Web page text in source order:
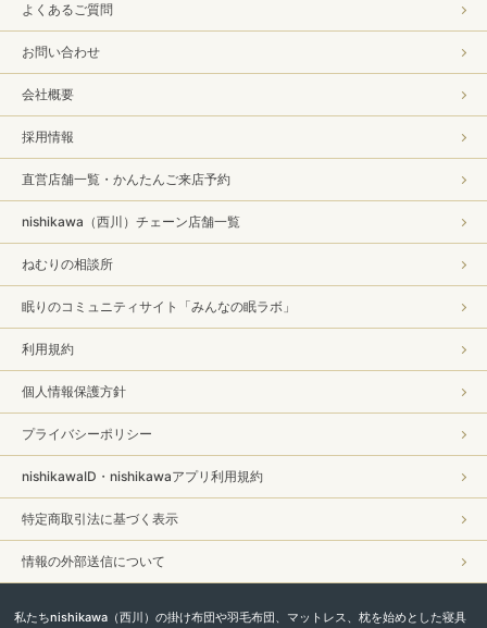
よくあるご質問
お問い合わせ
会社概要
採用情報
直営店舗一覧・かんたんご来店予約
nishikawa（西川）チェーン店舗一覧
ねむりの相談所
眠りのコミュニティサイト「みんなの眠ラボ」
利用規約
個人情報保護方針
プライバシーポリシー
nishikawaID・nishikawaアプリ利用規約
特定商取引法に基づく表示
情報の外部送信について
私たちnishikawa（西川）の掛け布団や羽毛布団、マットレス、枕を始めとした寝具